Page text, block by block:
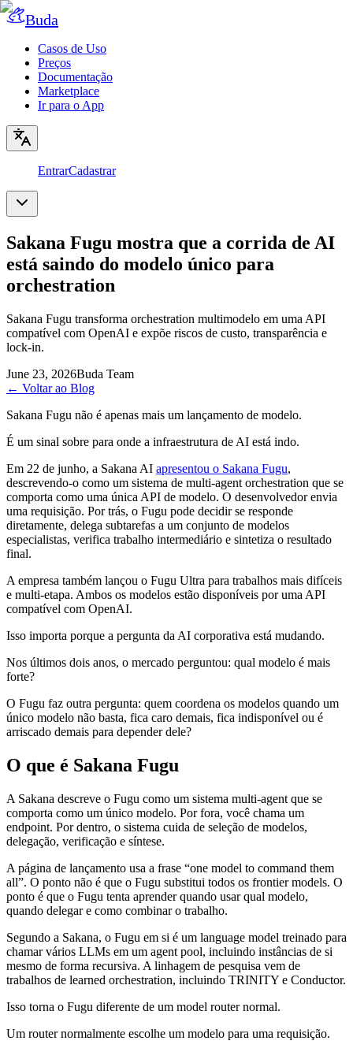
Buda
Casos de Uso
Preços
Documentação
Marketplace
Ir para o App
EntrarCadastrar
Sakana Fugu mostra que a corrida de AI
está saindo do modelo único para
orchestration
Sakana Fugu transforma orchestration multimodelo em uma API
compatível com OpenAI e expõe riscos de custo, transparência e
lock-in.
June 23, 2026Buda Team
← Voltar ao Blog
Sakana Fugu não é apenas mais um lançamento de modelo.
É um sinal sobre para onde a infraestrutura de AI está indo.
Em 22 de junho, a Sakana AI apresentou o Sakana Fugu,
descrevendo-o como um sistema de multi-agent orchestration que se
comporta como uma única API de modelo. O desenvolvedor envia
uma requisição. Por trás, o Fugu pode decidir se responde
diretamente, delega subtarefas a um conjunto de modelos
especialistas, verifica trabalho intermediário e sintetiza o resultado
final.
A empresa também lançou o Fugu Ultra para trabalhos mais difíceis
e multi-etapa. Ambos os modelos estão disponíveis por uma API
compatível com OpenAI.
Isso importa porque a pergunta da AI corporativa está mudando.
Nos últimos dois anos, o mercado perguntou: qual modelo é mais
forte?
O Fugu faz outra pergunta: quem coordena os modelos quando um
único modelo não basta, fica caro demais, fica indisponível ou é
arriscado demais para depender dele?
O que é Sakana Fugu
A Sakana descreve o Fugu como um sistema multi-agent que se
comporta como um único modelo. Por fora, você chama um
endpoint. Por dentro, o sistema cuida de seleção de modelos,
delegação, verificação e síntese.
A página de lançamento usa a frase “one model to command them
all”. O ponto não é que o Fugu substitui todos os frontier models. O
ponto é que o Fugu tenta aprender quando usar qual modelo,
quando delegar e como combinar o trabalho.
Segundo a Sakana, o Fugu em si é um language model treinado para
chamar vários LLMs em um agent pool, incluindo instâncias de si
mesmo de forma recursiva. A linhagem de pesquisa vem de
trabalhos de learned orchestration, incluindo TRINITY e Conductor.
Isso torna o Fugu diferente de um model router normal.
Um router normalmente escolhe um modelo para uma requisição.